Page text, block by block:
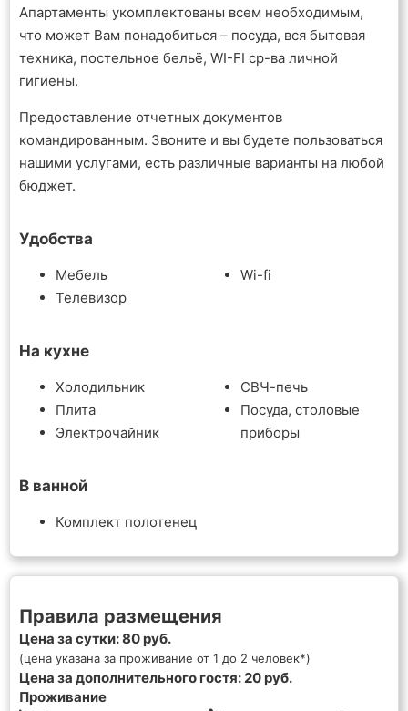
Апартаменты укомплектованы всем необходимым,
что может Вам понадобиться – посуда, вся бытовая
техника, постельное бельё, WI-FI ср-ва личной
гигиены.
Предоставление отчетных документов
командированным. Звоните и вы будете пользоваться
нашими услугами, есть различные варианты на любой
бюджет.
Удобства
Мебель
Телевизор
Wi-fi
На кухне
Холодильник
Плита
Электрочайник
СВЧ-печь
Посуда, столовые
приборы
В ванной
Комплект полотенец
Правила размещения
Цена за сутки: 80 руб.
(цена указана за проживание от 1 до 2 человек*)
Цена за дополнительного гостя: 20 руб.
Проживание